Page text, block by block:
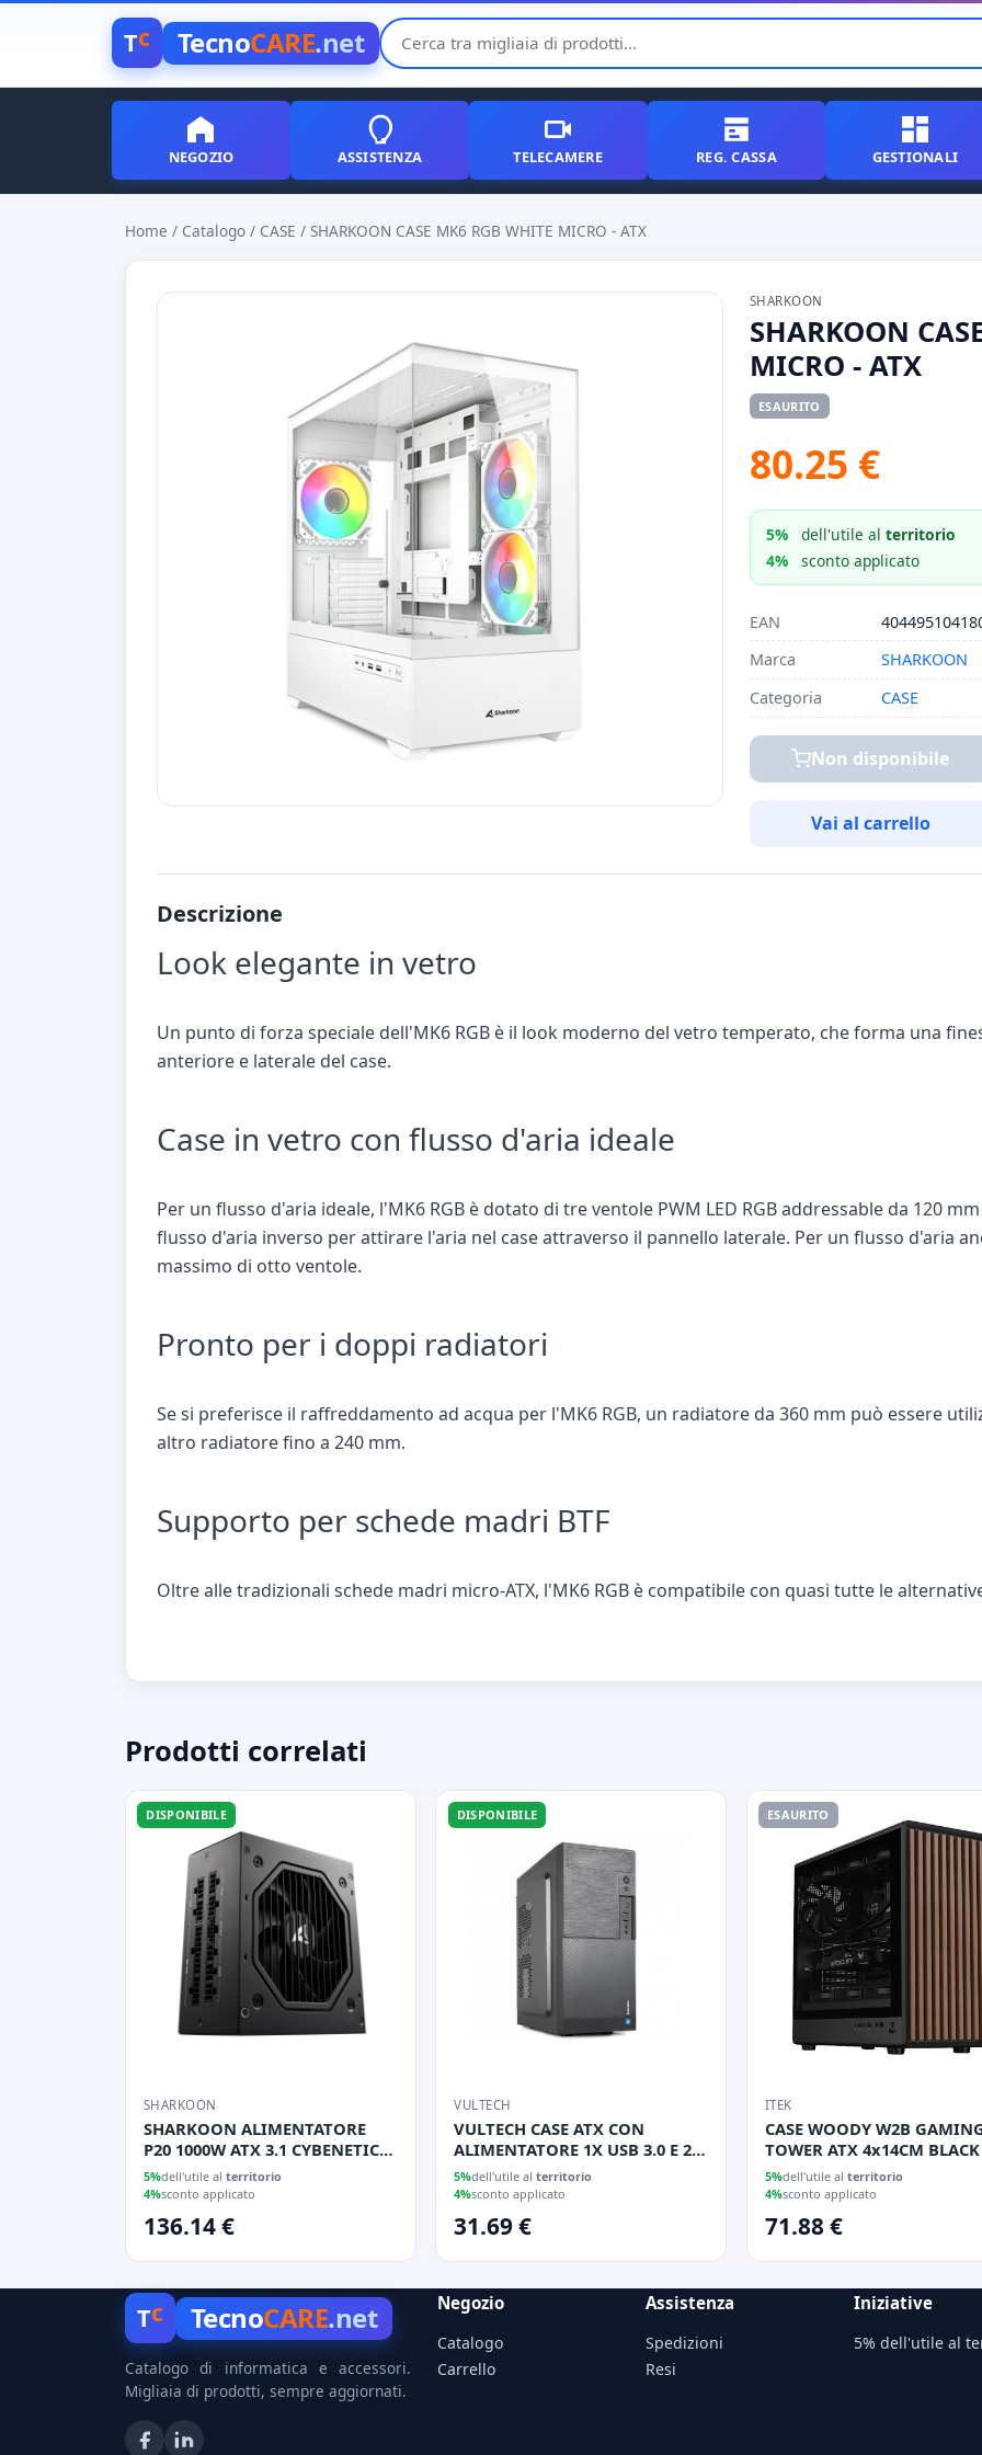
Tc TecnoCARE.net
NEGOZIO ASSISTENZA TELECAMERE REG. CASSA GESTIONALI
Home / Catalogo / CASE / SHARKOON CASE MK6 RGB WHITE MICRO - ATX
SHARKOON
SHARKOON
MICRO - ATX
ESAURITO
80.25 €
5% dell'utile alterritorio
4%
sconto applicato
EAN
Marca
SHARKOON
Categoria
CASE
Non disponibile
Vai al carrello
Descrizione
Look elegante in vetro
Un punto di forza speciale dell'MK6 RGB è il look moderno del vetro temperato, che forma una
anteriore e laterale del case.
Case in vetro con flusso d'aria ideale
Per un flusso d'aria ideale, l'MK6 RGB è dotato di tre ventole PWM LED RGB addressable da 120
flusso d'aria inverso per attirare l'aria nel case attraverso il pannello laterale. Per un flusso d'aria
massimo di otto ventole.
Pronto per i doppi radiatori
Se si preferisce il raffreddamento ad acqua per l'MK6 RGB, un radiatore da 360 mm può essere
altro radiatore fino a 240 mm.
Supporto per schede madri BTF
Oltre alle tradizionali schede madri micro-ATX, l'MK6 RGB è compatibile con quasi tutte le
Prodotti correlati
DISPONIBILE
SHARKOON
SHARKOON ALIMENTATORE
P20 1000W ATX 3.1 CYBENETICS
GOLD
5%dell'utile al territorio
4%sconto applicato
136.14 €
DISPONIBILE
VULTECH
VULTECH CASE ATX CON
ALIMENTATORE 1X USB 3.0 E 2X
USB 2.0
5%dell'utile alterritorio
4%sconto applicato
31.69 €
ESAURITO
ITEK
CASE WOODY W2B
TOWER ATX 4x14CM BLACK fAN
2xUSB3 TYPE-C WOOD
DARKER TEMP GLASS SIDE
5%dell'utile al territorio
4%sconto applicato
71.88 €
Tc TecnoCARE.net
Catalogo di informatica e accessori.
Migliaia di prodotti, sempre aggiornati.
Negozio
Catalogo
Carrello
Assistenza
Spedizioni
Resi
Iniziative
5% dell'utile al